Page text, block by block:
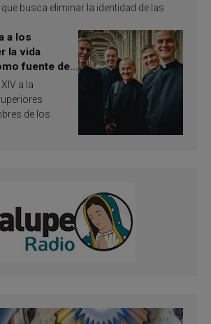
busca eliminar la identidad de las
a los
la vida
fuente de
a la
de los